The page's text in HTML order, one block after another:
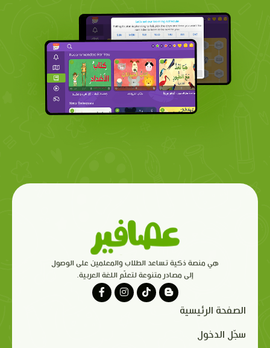
هي منصة ذكية تساعد الطلاب والمعلمين على الوصول
إلى مصادر متنوعة لتعلّم اللغة العربية.
الصفحة الرئيسية
سجّل الدخول